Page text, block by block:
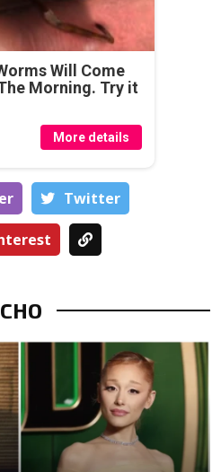
Will Come
Morning. Try it
More details
Тwitter